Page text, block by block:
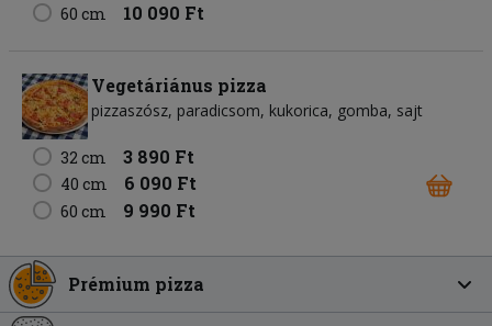
60 cm 10 090 Ft
Vegetáriánus pizza
pizzaszósz paradicsom kukorica gomba sajt
32 cm 3 890 Ft
40 cm 6 090 Ft
60 cm 9 990 Ft
Prémium pizza